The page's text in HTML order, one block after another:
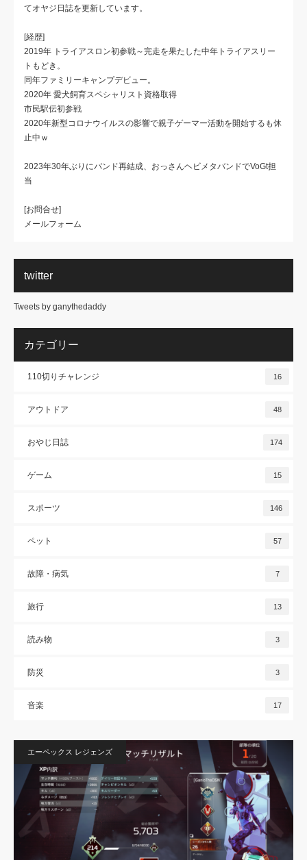
てオヤジ日誌を更新しています。
[経歴]
2019年 トライアスロン初参戦～完走を果たした中年トライアスリー
トもどき。
同年ファミリーキャンプデビュー。
2020年 愛犬飼育スペシャリスト資格取得
市民駅伝初参戦
2020年新型コロナウイルスの影響で親子ゲーマー活動を開始するも休
止中ｗ
2023年30年ぶりにバンド再結成、おっさんヘビメタバンドでVoGt担
当
[お問合せ]
メールフォーム
twitter
Tweets by ganythedaddy
カテゴリー
110切りチャレンジ 16
アウトドア 48
おやじ日誌 174
ゲーム 15
スポーツ 146
ペット 57
故障・病気 7
旅行 13
読み物 3
防災 3
音楽 17
エーペックス レジェンズ